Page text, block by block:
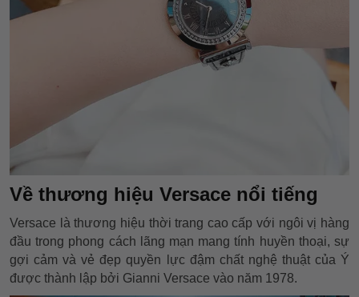
Về thương hiệu Versace nổi tiếng
Versace là thương hiệu thời trang cao cấp với ngôi vị hàng
đầu trong phong cách lãng mạn mang tính huyền thoại, sự
gợi cảm và vẻ đẹp quyền lực đậm chất nghệ thuật của Ý
được thành lập bởi Gianni Versace vào năm 1978.